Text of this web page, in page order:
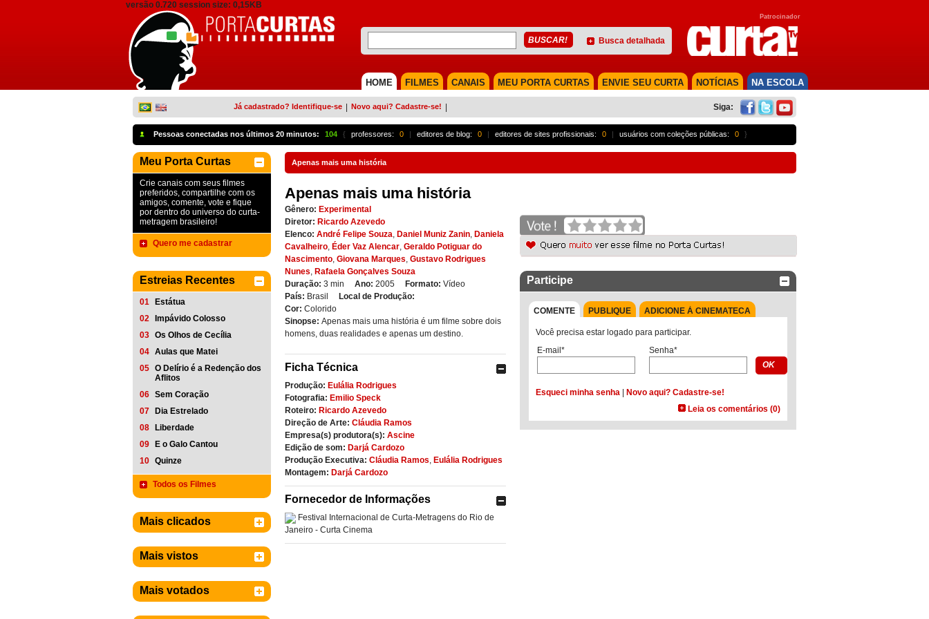
versão 0.720 session size: 0,15KB
Busca detalhada
Patrocinador
NA ESCOLA
NOTÍCIAS
ENVIE SEU CURTA
MEU PORTA CURTAS
CANAIS
FILMES
HOME
Siga:
Já cadastrado? Identifique-se Novo aqui? Cadastre-se!
Pessoas conectadas nos últimos 20 minutos: 104 { professores: 0 | editores de blog: 0 | editores de sites profissionais: 0 | usuários com coleções públicas: 0 }
Meu Porta Curtas
Crie canais com seus filmes
preferidos, compartilhe com os
amigos, comente, vote e fique
por dentro do universo do curta-
metragem brasileiro!
Quero me cadastrar
Estreias Recentes
01
Estátua
02
Impávido Colosso
03 Os Olhos de Cecília
04 Aulas que Matei
05 O Delírio é a Redenção dos
Aflitos
06 Sem Coração
07
Dia Estrelado
08
Liberdade
09
E o Galo Cantou
10 Quinze
Todos os Filmes
Mais clicados
Mais vistos
Mais votados
Apenas mais uma história
Apenas mais uma história
Gênero: Experimental
Diretor: Ricardo Azevedo
Elenco: André Felipe Souza, Daniel Muniz Zanin, Daniela
Cavalheiro, Éder Vaz Alencar, Geraldo Potiguar do
Nascimento, Giovana Marques, Gustavo Rodrigues
Nunes, Rafaela Gonçalves Souza
Duração: 3 min Ano: 2005 Formato: Vídeo
País: Brasil
Local de Produção:
Cor: Colorido
Sinopse: Apenas mais uma história é um filme sobre dois
homens, duas realidades e apenas um destino.
Ficha Técnica
Produção: Eulália Rodrigues
Fotografia: Emilio Speck
Roteiro: Ricardo Azevedo
Direção de Arte: Cláudia Ramos
Empresa(s) produtora(s): Ascine
Edição de som: Darjá Cardozo
Produção Executiva: Cláudia Ramos, Eulália Rodrigues
Montagem: Darjá Cardozo
Fornecedor de Informações
Festival Internacional de Curta-Metragens do Rio de
Janeiro - Curta Cinema
Participe
COMENTE PUBLIQUE ADICIONE À CINEMATECA
Você precisa estar logado para participar.
E-mail*
Senha*
Esqueci minha senha
Novo aqui? Cadastre-se!
Leia os comentários (0)